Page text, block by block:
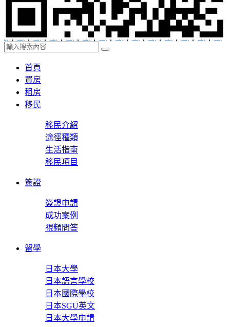
首頁
買房
租房
移民
移民介紹
途徑種類
生活指南
移民項目
簽證
簽證申請
成功案例
視頻問答
留學
日本大學
日本語言學校
日本國際學校
日本SGU英文
日本大學申請